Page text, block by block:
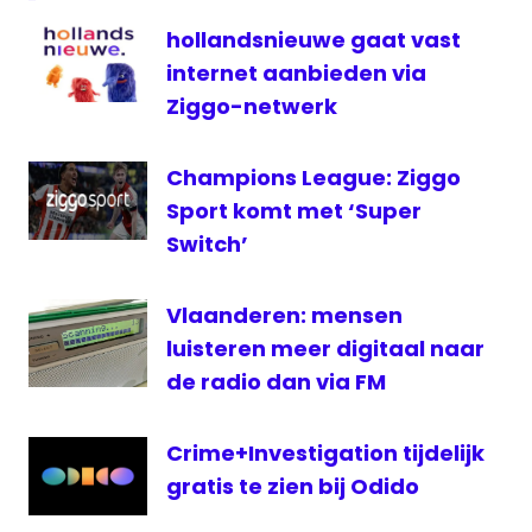
Op12
televisie
Vlaanderen
hollandsnieuwe gaat vast
internet aanbieden via
Ziggo-netwerk
Champions League: Ziggo
Sport komt met ‘Super
Switch’
Vlaanderen: mensen
luisteren meer digitaal naar
de radio dan via FM
Crime+Investigation tijdelijk
gratis te zien bij Odido